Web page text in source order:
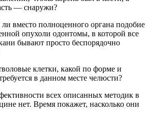
— снаружи?
вместо полноценного органа подобие
опухоли одонтомы, в которой все
бывают просто беспорядочно
клетки, какой по форме и
в данном месте челюсти?
всех описанных методик в
нет. Время покажет, насколько они